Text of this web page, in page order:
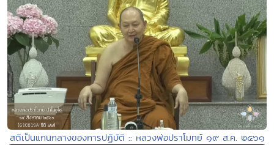
สติเป็นแกนกลางของการปฏิบัติ :: หลวงพ่อปราโมทย์ ๑๙ ส.ค. ๒๕๖๑